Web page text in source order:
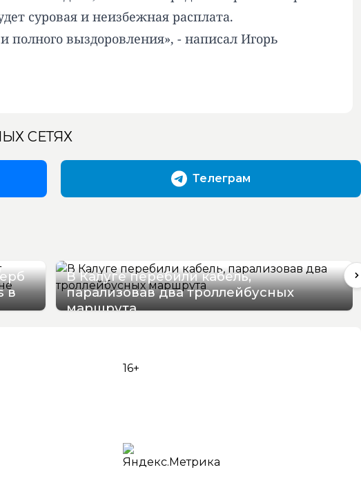
суровая и неизбежная расплата.
выздоровления», - написал Игорь
СЕТЯХ
Телеграм
в
В Калуге перебили кабель,
парализовав два троллейбусных
маршрута
16+